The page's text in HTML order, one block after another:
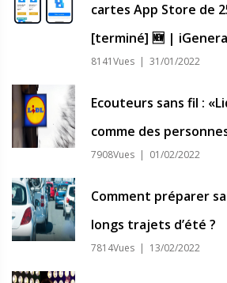
cartes App Store de
[terminé] 🆕 |
8141Vues | 31/01/2022
Ecouteurs sans fil :
comme des
7908Vues | 01/02/2022
Comment préparer
longs trajets d’été ?
7814Vues | 13/02/2022